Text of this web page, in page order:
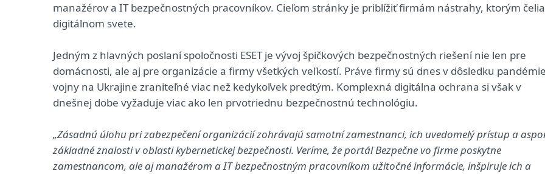
manažérov a IT bezpečnostných pracovníkov. Cieľom stránky je priblížiť firmám nástrahy, ktorým
digitálnom svete.
Jedným z hlavných poslaní spoločnosti ESET je vývoj špičkových bezpečnostných riešení nie len pre
domácnosti, ale aj pre organizácie a firmy všetkých veľkostí. Práve firmy sú dnes v dôsledku
vojny na Ukrajine zraniteľné viac než kedykoľvek predtým. Komplexná digitálna ochrana si však v
dnešnej dobe vyžaduje viac ako len prvotriednu bezpečnostnú technológiu.
„Zásadnú úlohu pri zabezpečení organizácií zohrávajú samotní zamestnanci, ich uvedomelý prístup a
základné znalosti v oblasti kybernetickej bezpečnosti. Veríme, že portál Bezpečne vo firme poskytne
zamestnancom, ale aj manažérom a IT bezpečnostným pracovníkom užitočné informácie, inšpiruje ich a